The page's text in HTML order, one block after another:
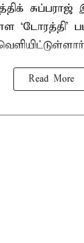
சுப்பராஜ்
`டோரத்தி'
Read More